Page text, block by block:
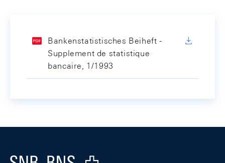
Bankenstatistisches Beiheft -
Supplement de statistique
bancaire, 1/1993
Logo